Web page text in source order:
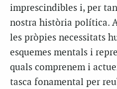
imprescindibles i, per
nostra història política.
les pròpies necessitats
esquemes mentals i
quals comprenem i
tasca fonamental per